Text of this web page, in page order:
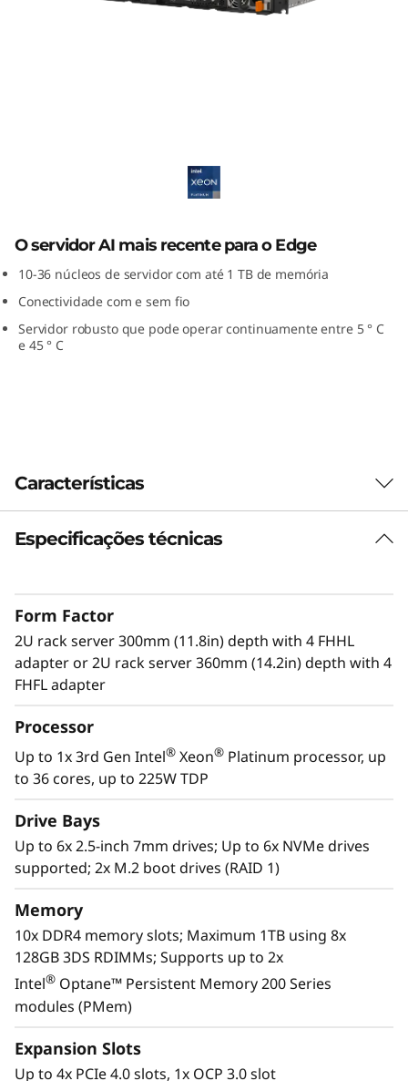
O servidor AI mais recente para o Edge
10-36 núcleos de servidor com até 1 TB de memória
Conectividade com e sem fio
Servidor robusto que pode operar continuamente entre 5 ° C
e 45 ° C
Características
Built for AI at the Edge
unique requirements for Edge servers in mind,
it is versatile enough to stretch the limitations
of server locations, providing a variety of
connectivity and security options and easily
ThinkEdge SE450 is a rugged compact-sized
Edge AI server focused on enhanced
processing power, increased security, and
remote manageability for edge environments.
Unique performance and form
Especificações técnicas
Form Factor
2U rack server 300mm (11.8in) depth with 4 FHHL
adapter or 2U rack server 360mm (14.2in) depth with 4
FHFL adapter
Processor
Up to 1x 3rd Gen Intel® Xeon® Platinum processor, up
to 36 cores, up to 225W TDP
Drive Bays
Up to 6x 2.5-inch 7mm drives; Up to 6x NVMe drives
supported; 2x M.2 boot drives (RAID 1)
Memory
10x DDR4 memory slots; Maximum 1TB using 8x
128GB 3DS RDIMMs; Supports up to 2x
Intel® Optane™ Persistent Memory 200 Series
modules (PMem)
Expansion Slots
Up to 4x PCIe 4.0 slots, 1x OCP 3.0 slot